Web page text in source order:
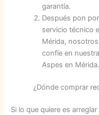
garantía.
Después pon
servicio técnico
Mérida,
confíe en
Aspes en Mérida.
¿Dónde comprar
Si lo que quiere es